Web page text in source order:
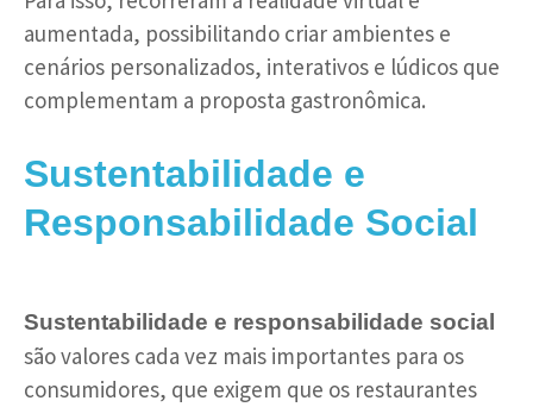
aumentada, possibilitando criar ambientes e
cenários personalizados, interativos e lúdicos que
complementam a proposta gastronômica.
Sustentabilidade e
Responsabilidade Social
Sustentabilidade e responsabilidade social
são valores cada vez mais importantes para os
consumidores, que exigem que os restaurantes